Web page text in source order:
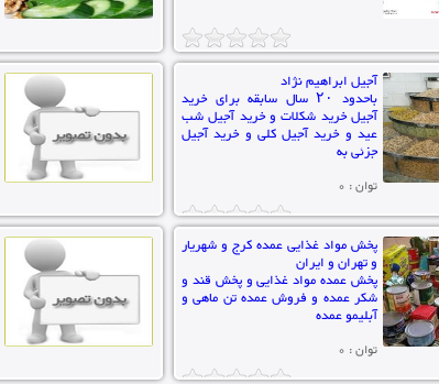
آجیل ابراهیم نژاد
باحدود ۲۰ سال سابقه برای خرید
آجیل خرید شکلات و خرید آجیل شب
عید و خرید آجیل کلی و خرید آجیل
جزئی به
توان : 0
پخش مواد غذایی عمده کرج و شهریار
و تهران و ایران
پخش عمده مواد غذایی و پخش قند و
شکر عمده و فروش عمده تن ماهی و
آبلیمو عمده
توان : 0